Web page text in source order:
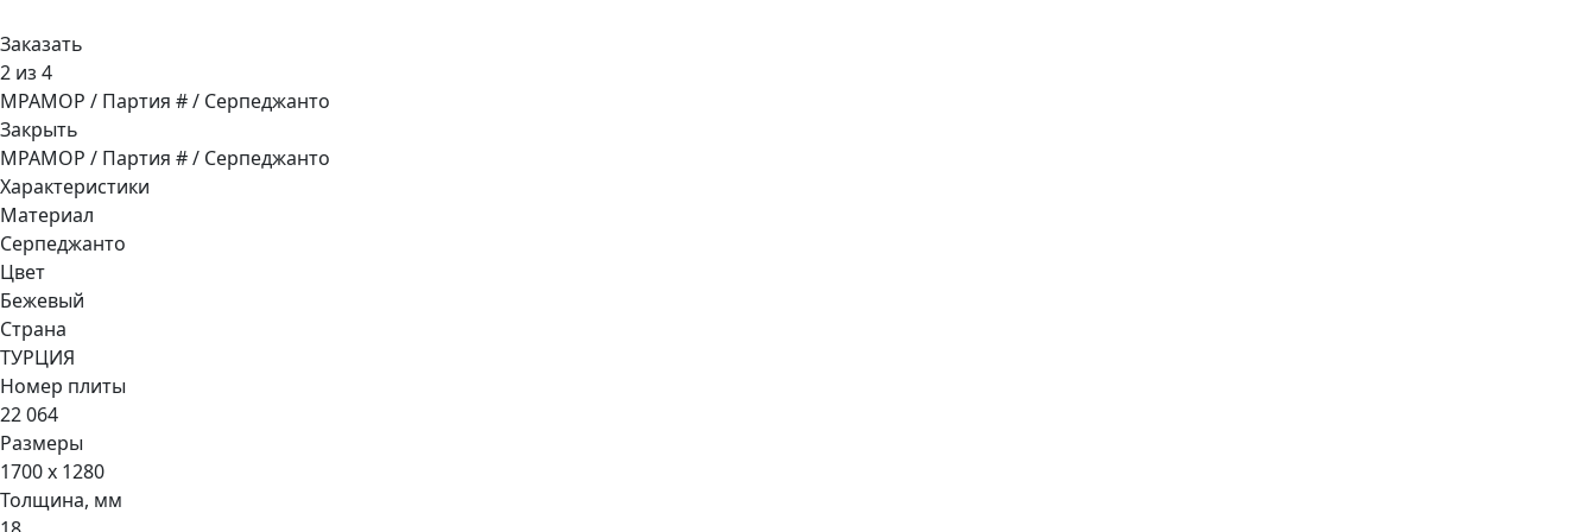
Заказать
2 из 4
МРАМОР / Партия # / Серпеджанто
Закрыть
МРАМОР / Партия # / Серпеджанто
Характеристики
Материал
Серпеджанто
Цвет
Бежевый
Страна
ТУРЦИЯ
Номер плиты
22 064
Размеры
1700 x 1280
Толщина, мм